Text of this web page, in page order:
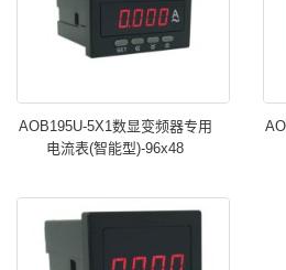
AOB195U-5X1数显变频器专用
电流表(智能型)-96x48